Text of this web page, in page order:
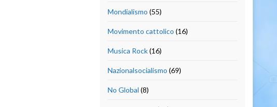
Mondialismo (55)
Movimento cattolico (16)
Musica Rock(16)
Nazionalsocialismo (69)
No Global (8)